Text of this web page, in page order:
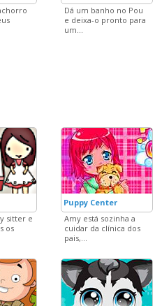
Dá um banho no Pou
e deixa-o pronto para
um...
sitter e
os
Puppy Center
Amy está sozinha a
cuidar da clínica dos
pais,...